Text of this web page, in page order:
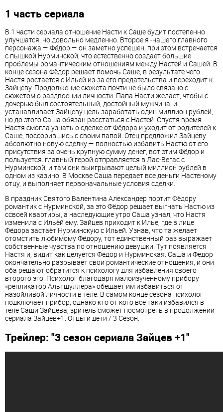
1 часть сериала
В 1 части сериала отношение Насти к Саше будит постепенно
улучшатся, но довольно медленно. Второе я -нашего главного
персонажа — Фёдор — он заметно успешен, при этом встречается
с пышкой Нурминской, что естественно создает большие
проблемы романтическим отношениям между Настей и Сашей. В
конце сезона Фёдор решает помочь Саше, в результате чего
Настя ростается с Ильей из-за его предательства и переходит к
Зайцеву. Продолжение сюжета почти не было связано с
сюжетом о раздвоении личности. Папа Насти желает, чтобы с
дочерью был состоятельный, достойный мужчина, и
устанавливает Зайцеву цель заработать один миллион рублей,
но до этого Саша обязан расстаться с Настей. Спустя время
Настя смогла узнать о сделке от Фёдора и уходит от родителей к
Саше, поссорившись с своим папой. Отец предложил Зайцеву
абсолютно новую сделку — полностью избавить Настю от его
присутствия за очень крупную сумму денег, вот этим Фёдор и
пользуется. главный герой отправляется в Лас-Вегас с
Нурминской, и там они выигрывают целый миллион рублей в
одном из казино. В Москве Саша передает все деньги Настеному
отцу, и выполняет первоначальные условия сделки.
В праздник Святого Валентина Александер портит Фёдору
романтик с Нурминской, за это Фёдор решает выгнать Настю из
ссвоей квартиры, а наследующие утро Саша узнал, что Настя
изменила с Ильёй ему. Зайцев приходит к Илье, где в лице
Фёдора застаёт Нурминскую с Ильей. Узнав, что та желает
отомстить любимому Фёдору, тот единственный раз выражает
собственные чувства по отношению девушки. Тут появляется
Настя и, видит как целуется Федор и Нурминская. Саша и Федор
окончательно разрывает свои романтические отношения, и они
оба решают обратится к психологу для избавления своего
второго эго. Психолог благодаря малоизученному прибору
«репликатор Альтшуллера» обещает им избавиться от
назойливой личности в теле. В самом конце сезона психолог
подключает прибор, однако кто от кого все таки избавился в
теле Саши Зайцева, зритель сможет посмотреть в продолжении
сериала Зайцев+1. Отцы и дети / 3 Сезон.
Трейлер: "3 сезон сериала Зайцев +1"